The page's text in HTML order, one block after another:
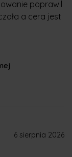
poprawil
a cera jest
6 sierpnia 2026